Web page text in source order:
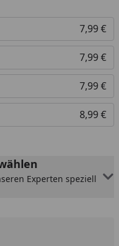
7,99 €
7,99 €
7,99 €
8,99 €
Experten speziell